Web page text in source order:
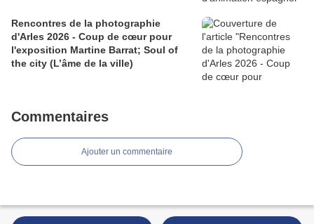
Rencontres de la photographie
d'Arles 2026 - Coup de cœur pour
l'exposition Martine Barrat; Soul of
the city (L’âme de la ville)
Commentaires
Ajouter un commentaire